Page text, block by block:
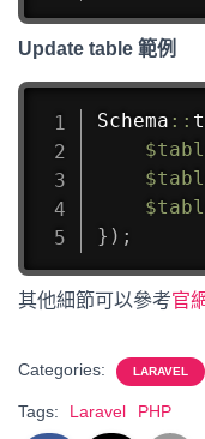
Update table 範例
Schema ::
} ) ;
其他細節可以參考官
Categories: LARAVEL
Tags: Laravel PHP